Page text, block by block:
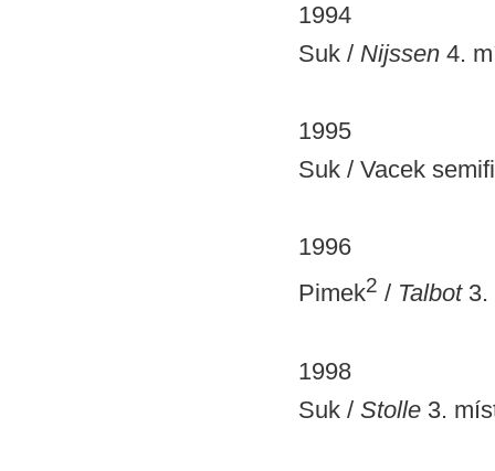
1994
Suk / Nijssen 4.
1995
Suk / Vacek
1996
Pimek2 / Talbot3.
1998
Suk / Stolle 3.